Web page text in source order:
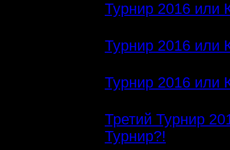
Турнир 2016 или
Турнир 2016 или
Турнир 2016 или
Третий Турнир
Турнир?!